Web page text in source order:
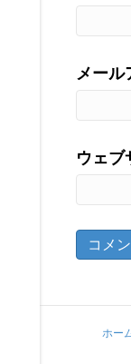
メール
ウェブ
ホー